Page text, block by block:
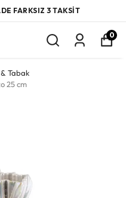
FARKSIZ 3 TAKSİT
0
Tabak
25 cm